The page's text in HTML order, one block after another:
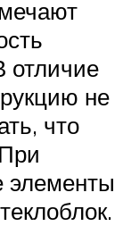
отличие
не
что
элементы